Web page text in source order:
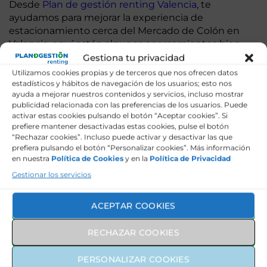
Gestiona tu privacidad
Utilizamos cookies propias y de terceros que nos ofrecen datos
estadísticos y hábitos de navegación de los usuarios; esto nos
ayuda a mejorar nuestros contenidos y servicios, incluso mostrar
publicidad relacionada con las preferencias de los usuarios. Puede
activar estas cookies pulsando el botón “Aceptar cookies”. Si
prefiere mantener desactivadas estas cookies, pulse el botón
“Rechazar cookies”. Incluso puede activar y desactivar las que
prefiera pulsando el botón “Personalizar cookies”. Más información
en nuestra Política de Cookies y en la Política de Privacidad
Gestionar los servicios
ACEPTAR COOKIES
RECHAZAR COOKIES
PERSONALIZAR COOKIES
Desde Plan de gestión renting Valencia, te
ayudamos para mejorar la experiencia de
estacionamiento cerca del Mercado de Colón en
Valencia, aquí están algunos aparcamientos bien
valorados que ofrecen ubicaciones
convenientes:
1. Aparcamiento Conde de Salvatierra
Situado a pocos pasos del Mercado de Colón, este
aparcamiento es una opción conveniente para
aquellos que deseen explorar la zona a pie. Debido a
su ubicación estratégica, se llena rápidamente, por
lo que se recomienda llegar temprano o considerar
2. Aparcamiento SABA Pintor Sorolla –
Joaquín Sorolla
Ubicado cerca de la estación de tren Joaquín
Sorolla, este aparcamiento ofrece una opción